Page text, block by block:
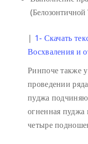
| 1- Скачать
Восхваления и
Ринпоче также
проведении
пуджа
огненная
четыре